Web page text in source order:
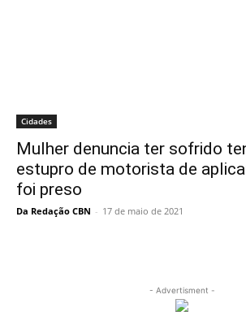
Cidades
Mulher denuncia ter sofrido
estupro de motorista de
foi preso
Da Redação CBN - 17 de maio de 2021
- Advertisment -